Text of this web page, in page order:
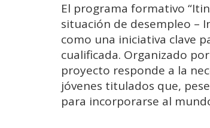
El programa formativo
situación de desempleo –
como una iniciativa clave
cualificada. Organizado
proyecto responde a la
jóvenes titulados que,
para incorporarse al